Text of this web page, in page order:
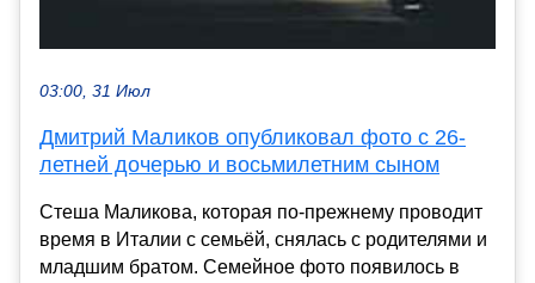
03:00, 31 Июл
Дмитрий Маликов опубликовал фото с 26-
летней дочерью и восьмилетним сыном
Стеша Маликова, которая по-прежнему проводит
время в Италии с семьёй, снялась с родителями и
младшим братом. Семейное фото появилось в